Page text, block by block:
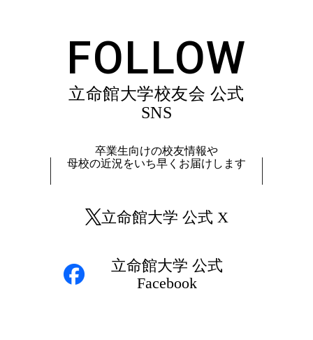
FOLLOW
立命館大学校友会 公式
SNS
卒業生向けの校友情報や
母校の近況をいち早くお届けします
立命館大学 公式 X
立命館大学 公式
Facebook